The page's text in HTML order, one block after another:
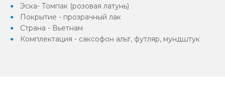
Эска- Томпак (розовая латунь)
Покрытие - прозрачный лак
Страна - Вьетнам
Комплектация - саксофон альт, футляр, мундштук